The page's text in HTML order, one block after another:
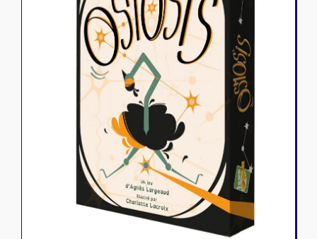
Naruto Mythos
Autres
Tapis de jeu